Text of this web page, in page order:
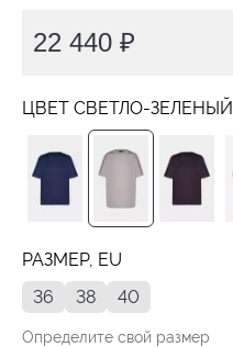
22 440 ₽
ЦВЕТ СВЕТЛО-ЗЕЛЕНЫЙ
РАЗМЕР, EU
36
38 40
Определите свой размер